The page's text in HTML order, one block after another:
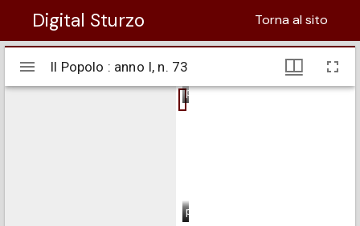
Digital Sturzo Torna al sito
Visualizzatore
Mirador
Il Popolo : anno I, n. 73
pagina 1
pagina 2
pagina 3
Il Popolo : anno I, n. 73